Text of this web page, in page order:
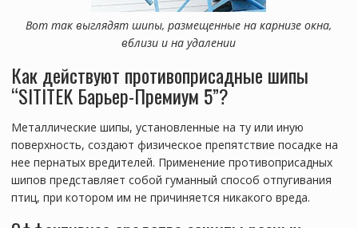
Вот так выглядят шипы, размещенные на карнизе окна,
вблизи и на удалении
Как действуют противоприсадные шипы
“SITITEK Барьер-Премиум 5”?
Металлические шипы, установленные на ту или иную
поверхность, создают физическое препятствие посадке на
нее пернатых вредителей. Применение противоприсадных
шипов представляет собой гуманный способ отпугивания
птиц, при котором им не причиняется никакого вреда.